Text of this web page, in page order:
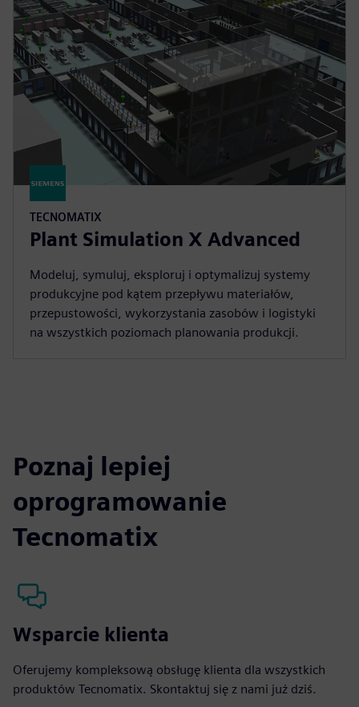
TECNOMATIX
Plant Simulation X Advanced
Modeluj, symuluj, eksploruj i optymalizuj systemy
produkcyjne pod kątem przepływu materiałów,
przepustowości, wykorzystania zasobów i logistyki
na wszystkich poziomach planowania produkcji.
Poznaj lepiej
oprogramowanie
Tecnomatix
Wsparcie klienta
Oferujemy kompleksową obsługę klienta dla wszystkich
produktów Tecnomatix. Skontaktuj się z nami już dziś.